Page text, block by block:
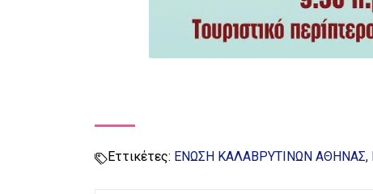
Εττικέτες: ΕΝΩΣΗ ΚΑΛΑΒΡΥΤΙΝΩΝ ΑΘΗΝΑΣ